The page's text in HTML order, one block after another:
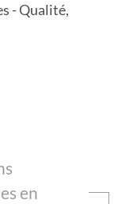
- Qualité,
en